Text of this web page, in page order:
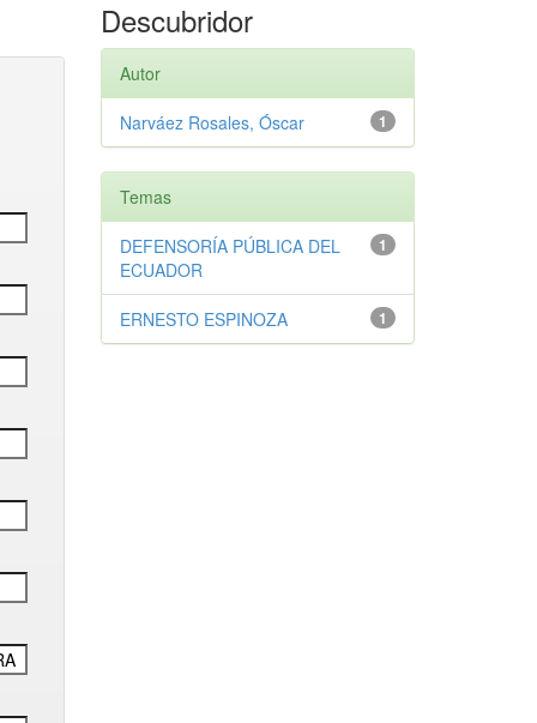
Descubridor
Autor
1
Narváez Rosales, Óscar
Temas
1
DEFENSORÍA PÚBLICA DEL
ECUADOR
1
ERNESTO ESPINOZA